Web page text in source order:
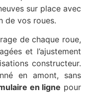
sur place avec
de vos roues.
de chaque roue,
et l’ajustement
constructeur.
en amont, sans
en ligne pour